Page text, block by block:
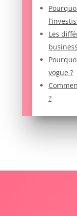
Les
vogue ?
?